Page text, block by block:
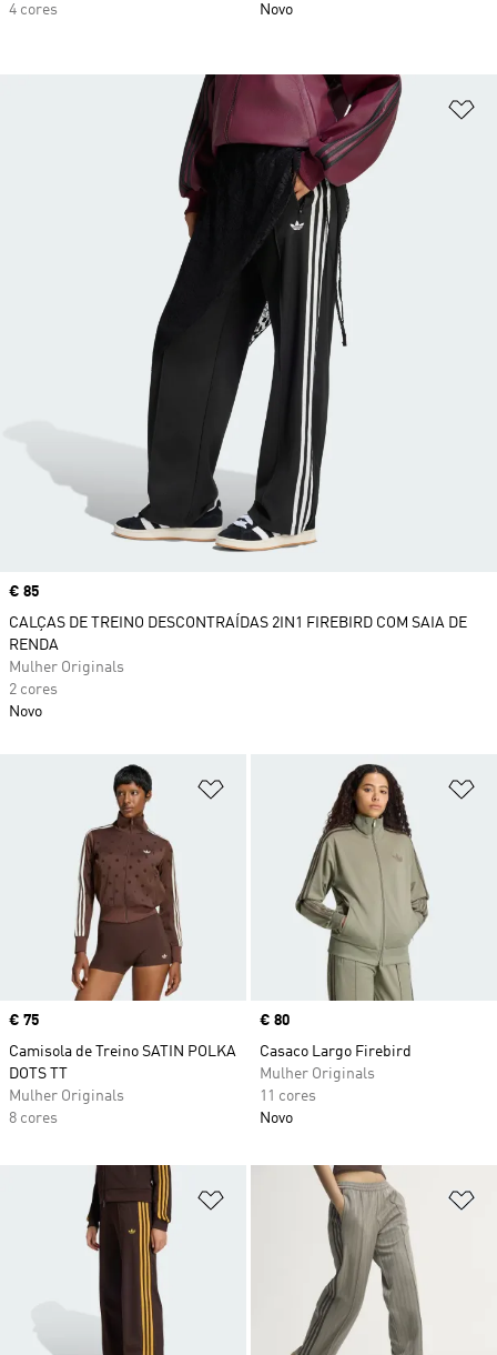
4 cores
Novo
Adicionar à Lista de Desejos
Price
€ 75
Camisola de Treino SATIN POLKA
DOTS TT
Mulher Originals
8 cores
Price
€ 80
Casaco Largo Firebird
Mulher Originals
11 cores
Novo
Adicionar à Lista de Desejos
Price
€ 85
CALÇAS DE TREINO DESCONTRAÍDAS 2IN1 FIREBIRD COM SAIA DE
RENDA
Mulher Originals
2 cores
Novo